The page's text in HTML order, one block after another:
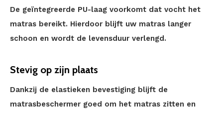
De geïntegreerde PU-laag voorkomt dat vocht het
matras bereikt. Hierdoor blijft uw matras langer
schoon en wordt de levensduur verlengd.
Stevig op zijn plaats
Dankzij de elastieken bevestiging blijft de
matrasbeschermer goed om het matras zitten en